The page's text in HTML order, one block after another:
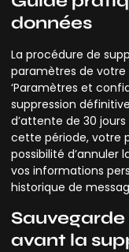
données
La procédure de
paramètres de votre
‘Paramètres et
suppression
d’attente de 30
cette période, votre
possibilité d’annuler
vos informations
historique de
avant la